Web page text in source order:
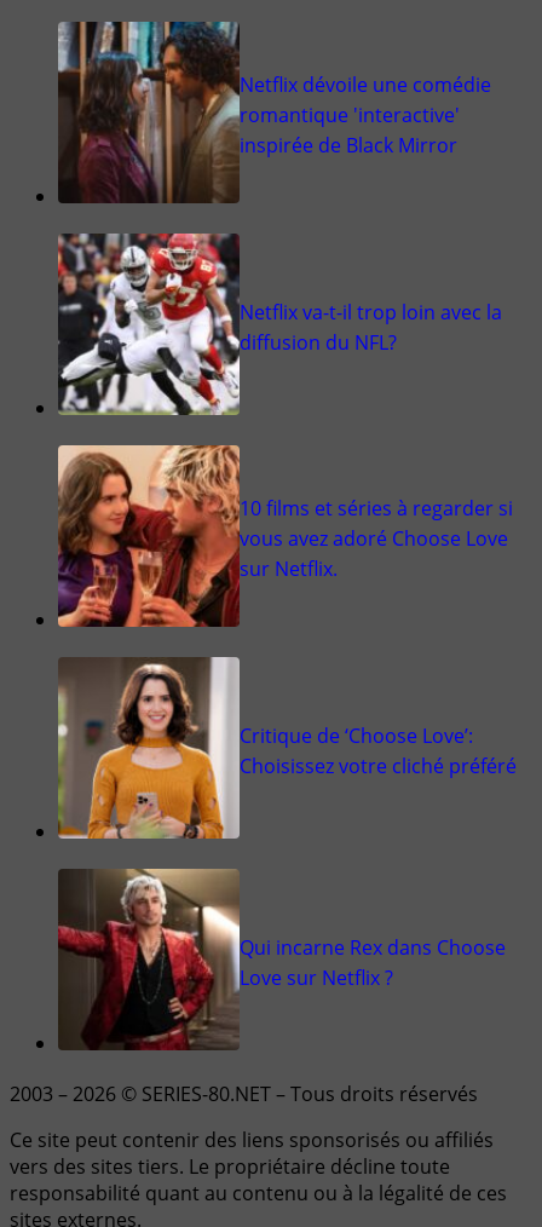
Netflix dévoile une comédie
romantique 'interactive'
inspirée de Black Mirror
Netflix va-t-il trop loin avec la
diffusion du NFL?
10 films et séries à regarder si
vous avez adoré Choose Love
sur Netflix.
Critique de ‘Choose Love’:
Choisissez votre cliché préféré
Qui incarne Rex dans Choose
Love sur Netflix ?
2003 – 2026 © SERIES-80.NET – Tous droits réservés
Ce site peut contenir des liens sponsorisés ou affiliés
vers des sites tiers. Le propriétaire décline toute
responsabilité quant au contenu ou à la légalité de ces
sites externes.